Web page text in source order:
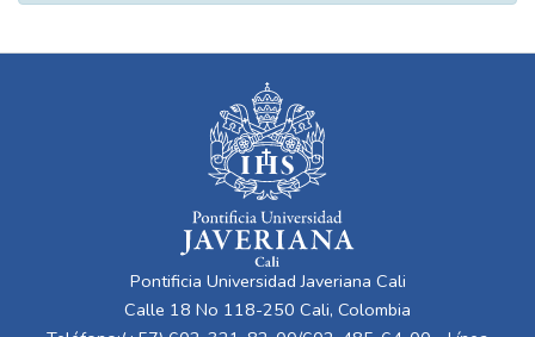
Pontificia Universidad Javeriana Cali
Calle 18 No 118-250 Cali, Colombia